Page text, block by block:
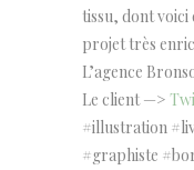
tissu, dont voici
projet très
L’agence
Le client —>
#illustration
#graphiste